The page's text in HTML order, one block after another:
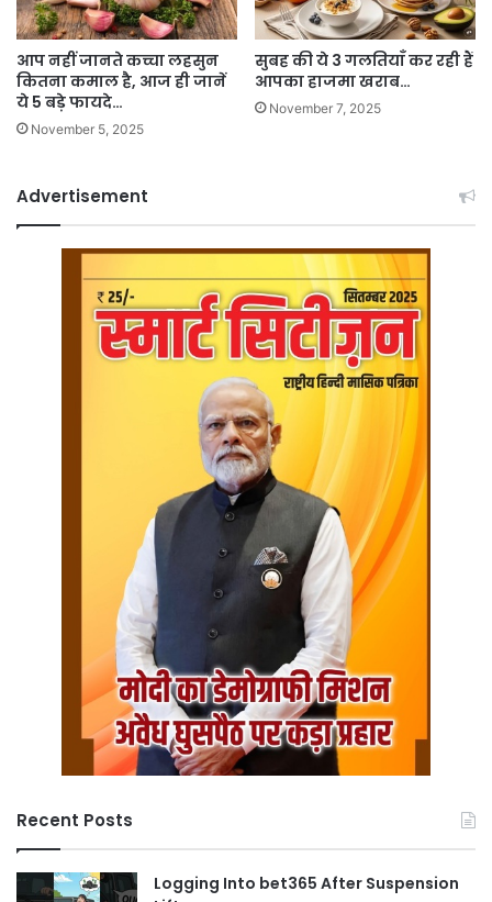
आप नहीं जानते कच्चा लहसुन
कितना कमाल है, आज ही जानें
ये 5 बड़े फायदे…
November 5, 2025
सुबह की ये 3 गलतियाँ कर रही हैं
आपका हाजमा खराब…
November 7, 2025
Advertisement
Recent Posts
Logging Into bet365 After Suspension